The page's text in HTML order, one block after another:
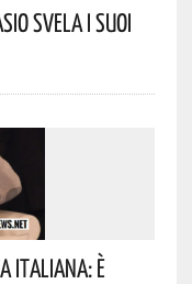
Svela I Suoi
Italiana: È